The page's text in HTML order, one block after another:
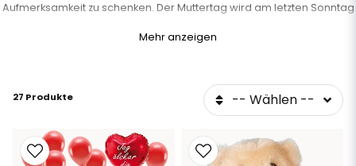
Aufmerksamkeit zu schenken. Der Muttertag wird am letzten Sonntag
Sie Ihre Mutter überraschen möchten. Das kann zum Beispiel
morgens sein, wenn die Mutter aufsteht und all die schönen
Dekorationen sieht. Sie können sich auch vorstellen, Ihrer
Partnerin/Ihrem Partner/Ihrer Freundin etwas zu schenken, die auch
die Mutter Ihrer eigenen Kinder ist.
Mehr anzeigen
27 Produkte -- Wählen --